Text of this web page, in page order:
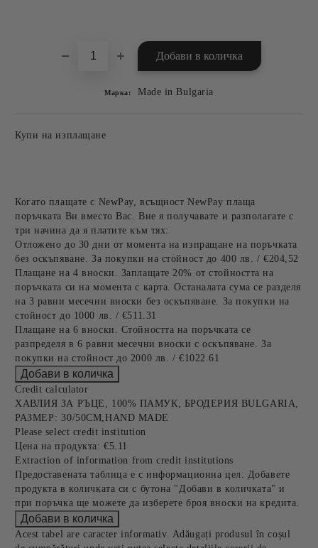
Марка: Made in Bulgaria
Купи на изплащане
Когато плащате с NewPay, всъщност NewPay плаща
поръчката Ви вместо Вас. Вие я получавате и разполагате с
три начина да я платите към тях:
Отложено до 30 дни от момента на изпращане на поръчката
без оскъпяване. За покупки на стойност до 400 лв. / €204,52
Плащане на 4 вноски. Заплащате 20% от стойността на
поръчката си на момента с карта. Останалата сума се разделя
на 3 равни месечни вноски без оскъпяване. За покупки на
стойност до 1000 лв. / €511.31
Плащане на 6 вноски. Стойността на поръчката се
разпределя в 6 равни месечни вноски с оскъпяване. За
покупки на стойност до 2000 лв. / €1022.61
Credit calculator
ХАВЛИЯ ЗА РЪЦЕ, 100% ПАМУК, БРОДЕРИЯ BULGARIA,
РАЗМЕР: 30/50СМ,HAND MADE
Please select credit institution
Цена на продукта: €5.11
Extraction of information from credit institutions
Предоставената таблица е с информационна цел. Добавете
продукта в количката си с бутона "Добави в количката" и
при поръчка ще можете да изберете броя вноски на кредита.
Acest tabel are caracter informativ. Adăugați produsul în coșul